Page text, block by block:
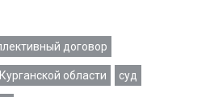
договор
области суд